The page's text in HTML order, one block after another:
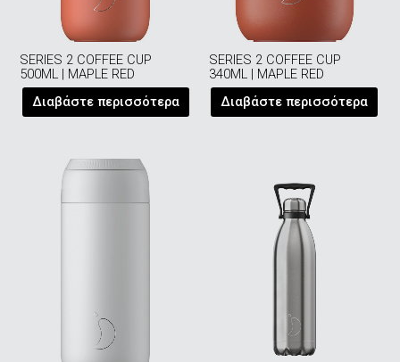
SERIES 2 COFFEE CUP
500ML | MAPLE RED
Διαβάστε περισσότερα
SERIES 2 COFFEE CUP
340ML | MAPLE RED
Διαβάστε περισσότερα